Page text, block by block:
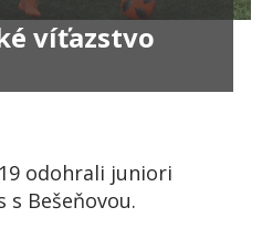
víťazstvo
odohrali juniori
Bešeňovou.